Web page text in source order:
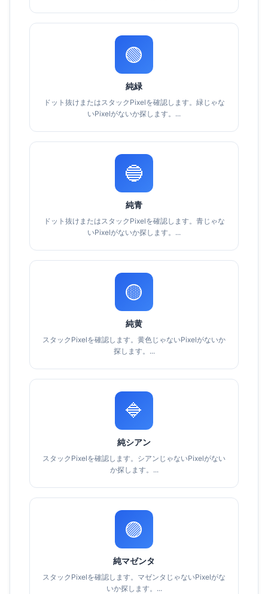
🟢
純緑
ドット抜けまたはスタックPixelを確認します。緑じゃな
いPixelがないか探します。...
🔵
純青
ドット抜けまたはスタックPixelを確認します。青じゃな
いPixelがないか探します。...
🟡
純黄
スタックPixelを確認します。黄色じゃないPixelがないか
探します。...
🔷
純シアン
スタックPixelを確認します。シアンじゃないPixelがない
か探します。...
🟣
純マゼンタ
スタックPixelを確認します。マゼンタじゃないPixelがな
いか探します。...